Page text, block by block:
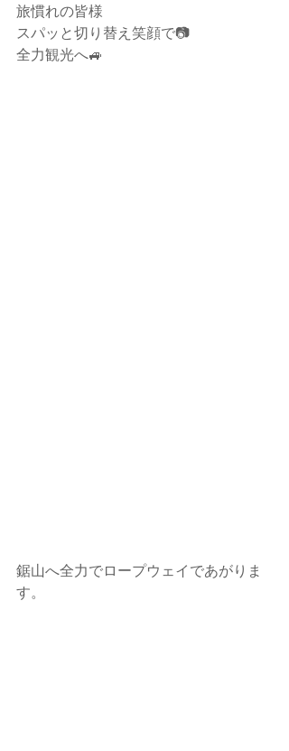
旅慣れの皆様
スパッと切り替え笑顔で📷
全力観光へ🚙
鋸山へ全力でロープウェイであがりま
す。